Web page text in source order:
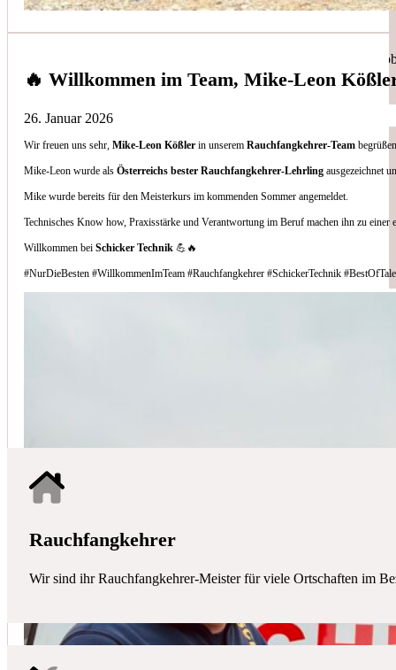
🔥 Willkommen im Team, Mike-Leon
26. Januar 2026
Wir freuen uns sehr,Mike-Leon Kößler in unseremRauchfangkehrer-Team
Mike-Leon wurde alsÖsterreichs bester Rauchfangkehrer-Lehrling ausgezeichnet
Mike wurde bereits für den Meisterkurs im kommenden Sommer angemeldet.
Technisches Know how, Praxisstärke und Verantwortung im Beruf machen ihn zu
Willkommen beiSchicker Technik 💪🔥
#NurDieBesten #WillkommenImTeam #Rauchfangkehrer #SchickerTechnik
Anruf, 3 Stunden später war jemand Vorort, Problem
Thomas Gornix
aus unseren Google-Bewertungen
Nettes Team, und kompetente Beratung.
Rauchfangkehrer
Wir sind ihr Rauchfangkehrer-Meister für viele Ortschaften im